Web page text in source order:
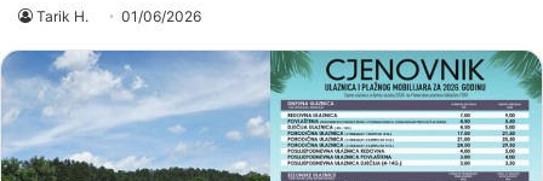
Tarik H. 01/06/2026